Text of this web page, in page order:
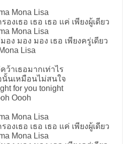
Mona Lisa
งเธอ เธอ เธอ แค่ เพียงผู้เดียว
Mona Lisa
ง มอง มอง เธอ เพียงครู่เดียว
Lisa
ว้าเธอมากเท่าไร
นั้นเหมือนไม่สนใจ
for you tonight
Oooh
Mona Lisa
งเธอ เธอ เธอ แค่ เพียงผู้เดียว
Mona Lisa